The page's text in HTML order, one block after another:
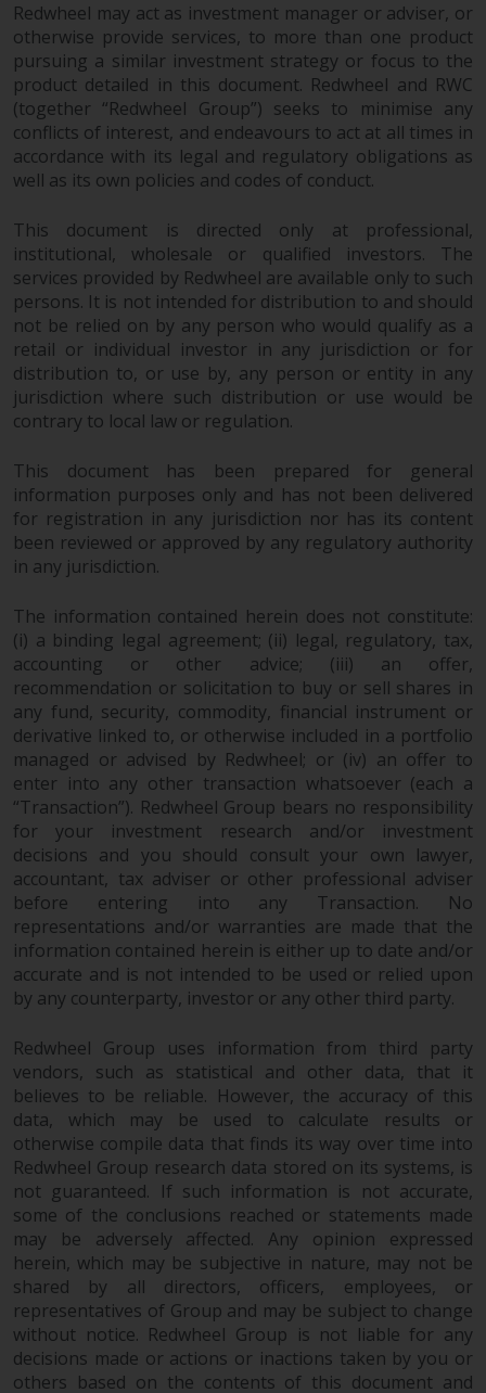
Fonds prüfen. Diese und andere
Informationen finden Sie im
Verkaufsprospekt des Fonds, der
telefonisch unter 1-855-RWC-
FUND erhältlich ist oder indem
Sie
https://www.redwheel.com/us/en/
and-documents/ besuchen. Bitte
lesen Sie den Verkaufsprospekt
sorgfältig durch, bevor Sie
investieren.
Andere auf dieser Website
beschriebene Fonds unterliegen
nicht den gleichen
regulatorischen Anforderungen
wie 40 Act Funds, einschließlich
der Anforderungen an
Investmentfonds, Anlegern
bestimmte regelmäßige und
standardisierte Preis- und
Bewertungsinformationen zur
potenzielle Anleger sollten vor
einer Anlage in diese Fonds das
Angebotsprospekt und andere
zugehörige Fondsdokumente
konsultieren, um eine
vollständige Liste der Risiken und
andere relevante Informationen
zu erhalten.
Produkte und Dienstleistungen
Diese Website beschreibt die
Fähigkeiten von Redwheel und
dient nur zu
auf dieser Website enthaltenen
Materialien soll ein
Verkaufsangebot oder eine
Aufforderung oder Aufforderung
zur Abgabe eines Angebots zum
Kauf von Produkten oder
Dienstleistungen darstellen, die
von Redwheel oder einem seiner
verbundenen Unternehmen
bereitgestellt werden, und darf
nicht im Zusammenhang mit
einer Anlageentscheidung
herangezogen werden. Diese
Redwheel may act as investment manager or adviser, or
otherwise provide services, to more than one product
pursuing a similar investment strategy or focus to the
product detailed in this document. Redwheel and RWC
(together “Redwheel Group”) seeks to minimise any
conflicts of interest, and endeavours to act at all times in
accordance with its legal and regulatory obligations as
well as its own policies and codes of conduct.
This document is directed only at professional,
institutional, wholesale or qualified investors. The
services provided by Redwheel are available only to such
persons. It is not intended for distribution to and should
not be relied on by any person who would qualify as a
retail or individual investor in any jurisdiction or for
distribution to, or use by, any person or entity in any
jurisdiction where such distribution or use would be
contrary to local law or regulation.
This document has been prepared for general
information purposes only and has not been delivered
for registration in any jurisdiction nor has its content
been reviewed or approved by any regulatory authority
in any jurisdiction.
The information contained herein does not constitute:
(i) a binding legal agreement; (ii) legal, regulatory, tax,
accounting or other advice; (iii) an offer,
recommendation or solicitation to buy or sell shares in
any fund, security, commodity, financial instrument or
derivative linked to, or otherwise included in a portfolio
managed or advised by Redwheel; or (iv) an offer to
enter into any other transaction whatsoever (each a
“Transaction”). Redwheel Group bears no responsibility
for your investment research and/or investment
decisions and you should consult your own lawyer,
accountant, tax adviser or other professional adviser
before entering into any Transaction. No
representations and/or warranties are made that the
information contained herein is either up to date and/or
accurate and is not intended to be used or relied upon
by any counterparty, investor or any other third party.
Redwheel Group uses information from third party
vendors, such as statistical and other data, that it
believes to be reliable. However, the accuracy of this
data, which may be used to calculate results or
otherwise compile data that finds its way over time into
Redwheel Group research data stored on its systems, is
not guaranteed. If such information is not accurate,
some of the conclusions reached or statements made
may be adversely affected. Any opinion expressed
herein, which may be subjective in nature, may not be
shared by all directors, officers, employees, or
representatives of Group and may be subject to change
without notice. Redwheel Group is not liable for any
decisions made or actions or inactions taken by you or
others based on the contents of this document and